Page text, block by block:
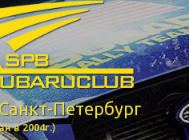
Петербург
в 2004г.)